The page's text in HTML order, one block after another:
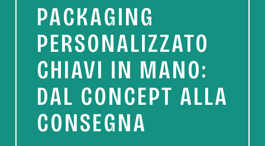
PACKAGING
PERSONALIZZATO
CHIAVI IN MANO:
DAL CONCEPT ALLA
CONSEGNA